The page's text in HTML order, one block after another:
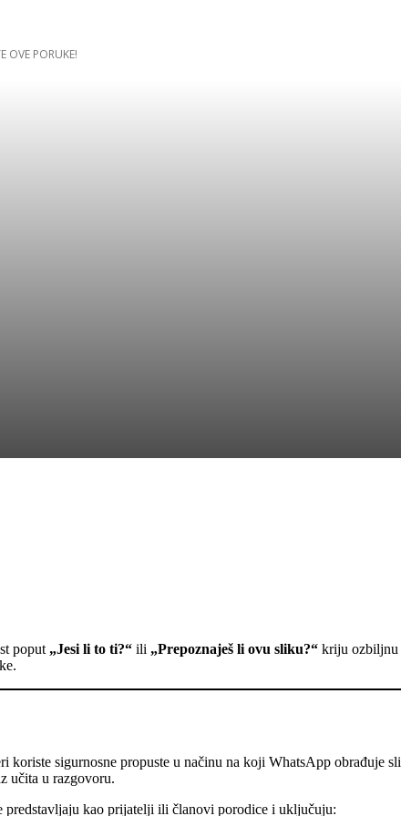
OVE PORUKE!
poput „Jesi li to ti?“ ili „Prepoznaješ li ovu sliku?“ kriju ozbiljnu
koriste sigurnosne propuste u načinu na koji WhatsApp obrađuje
učita u razgovoru.
predstavljaju kao prijatelji ili članovi porodice i uključuju: